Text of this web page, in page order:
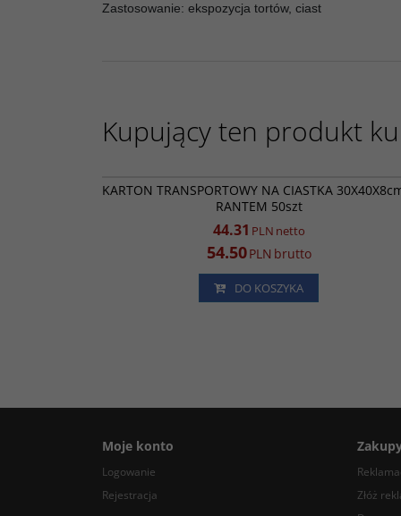
Zastosowanie: ekspozycja tortów, ciast
Kupujący ten produkt
KARTON TRANSPORTOWY NA CIASTKA
RANTEM 50szt
44.31 PLN netto
54.50PLN brutto
DO KOSZYKA
Moje konto
Logowanie
Rejestracja
Złóż